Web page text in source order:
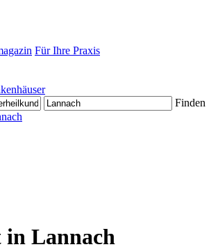
Für Ihre Praxis
Finden
in Lannach